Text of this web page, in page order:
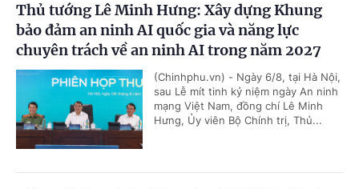
Thủ tướng Lê Minh Hưng: Xây dựng Khung
bảo đảm an ninh AI quốc gia và năng lực
chuyên trách về an ninh AI trong năm 2027
(Chinhphu.vn) - Ngày 6/8, tại Hà Nội,
sau Lễ mít tinh kỷ niệm ngày An ninh
mạng Việt Nam, đồng chí Lê Minh
Hưng, Ủy viên Bộ Chính trị, Thủ...